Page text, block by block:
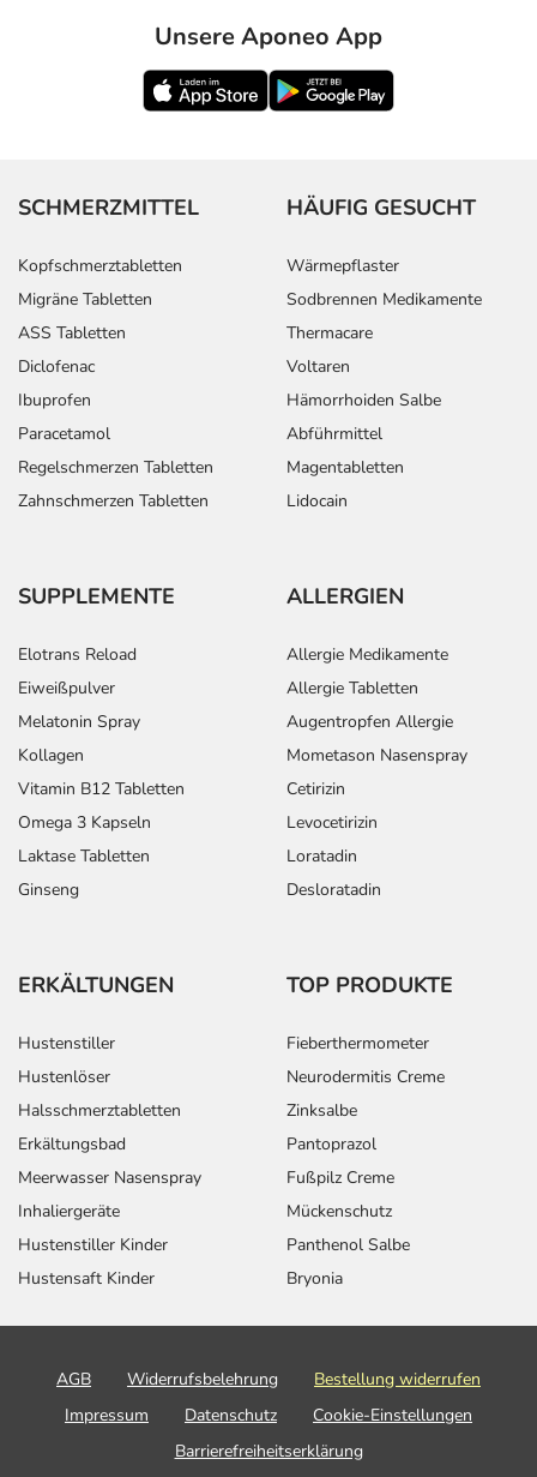
Unsere Aponeo App
SCHMERZMITTEL
Kopfschmerztabletten
Migräne Tabletten
ASS Tabletten
Diclofenac
Ibuprofen
Paracetamol
Regelschmerzen Tabletten
Zahnschmerzen Tabletten
HÄUFIG GESUCHT
Wärmepflaster
Sodbrennen Medikamente
Thermacare
Voltaren
Hämorrhoiden Salbe
Abführmittel
Magentabletten
Lidocain
SUPPLEMENTE
Elotrans Reload
Eiweißpulver
Melatonin Spray
Kollagen
Vitamin B12 Tabletten
Omega 3 Kapseln
Laktase Tabletten
Ginseng
ALLERGIEN
Allergie Medikamente
Allergie Tabletten
Augentropfen Allergie
Mometason Nasenspray
Cetirizin
Levocetirizin
Loratadin
Desloratadin
ERKÄLTUNGEN
Hustenstiller
Hustenlöser
Halsschmerztabletten
Erkältungsbad
Meerwasser Nasenspray
Inhaliergeräte
Hustenstiller Kinder
Hustensaft Kinder
TOP PRODUKTE
Fieberthermometer
Neurodermitis Creme
Zinksalbe
Pantoprazol
Fußpilz Creme
Mückenschutz
Panthenol Salbe
Bryonia
AGB Widerrufsbelehrung
Bestellung widerrufen
Impressum
Datenschutz
Cookie-Einstellungen
Barrierefreiheitserklärung